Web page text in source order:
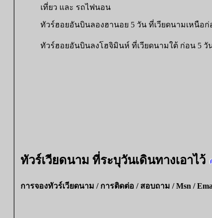
เที่ยว และ รถไฟนอน
ทัวร์ฮอยอันบินลองฮานอย 5 วัน ที่เวียดนามเหนือก่
ทัวร์ฮอยอันบินลงโฮจิมินห์ ที่เวียดนามใต้ ก่อน 5 วั
ทัวร์เวียดนาม ที่ระบุวันเดินทางเอาไว้
การจองทัวร์เวียดนาม /การติดต่อ / สอบถาม / Msn /